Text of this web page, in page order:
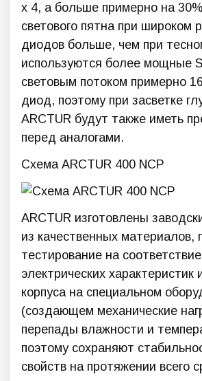
x 4, а больше примерно на
светового пятна при широком
диодов больше, чем при
используются более мощные
световым потоком примерно
диод, поэтому при засветке
ARCTUR будут также иметь
перед аналогами.
Схема ARCTUR 400 NCP
ARCTUR изготовлены
из качественных материалов,
тестирование на соответствие
электрических характеристик
корпуса на специальном
(создающем механические
перепады влажности и
поэтому сохраняют
свойств на протяжении всего